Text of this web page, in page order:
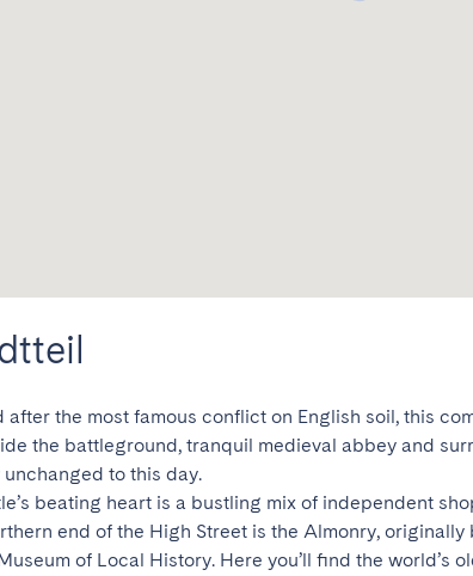
after the most famous conflict on English soil, this
the battleground, tranquil medieval abbey and
unchanged to this day.
beating heart is a bustling mix of independent
end of the High Street is the Almonry, originally
of Local History. Here you’ll find the world’s